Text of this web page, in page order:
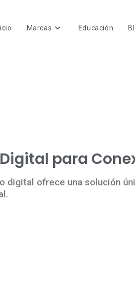
Marcas Educación
para
digital ofrece una solución